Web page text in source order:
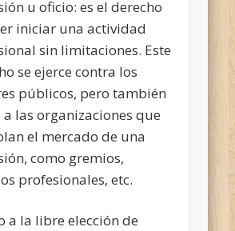
u oficio: es el derecho
iniciar una actividad
sin limitaciones. Este
se ejerce contra los
públicos, pero también
las organizaciones que
el mercado de una
como gremios,
profesionales, etc.
a la libre elección de